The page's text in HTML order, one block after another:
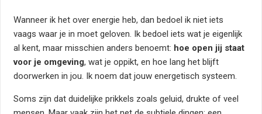
Wanneer ik het over energie heb, dan bedoel ik niet iets
vaags waar je in moet geloven. Ik bedoel iets wat je eigenlijk
al kent, maar misschien anders benoemt: hoe open jij staat
voor je omgeving, wat je oppikt, en hoe lang het blijft
doorwerken in jou. Ik noem dat jouwenergetisch systeem.
Soms zijn dat duidelijke prikkels zoals geluid, drukte of veel